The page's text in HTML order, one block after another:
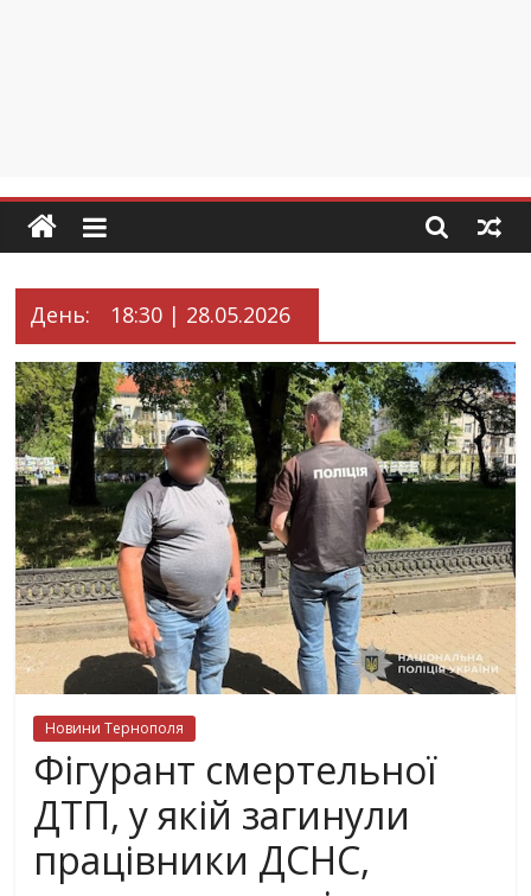
День: 18:30 | 28.05.2026
Новини Тернополя
Фігурант смертельної
ДТП, у якій загинули
працівники ДСНС,